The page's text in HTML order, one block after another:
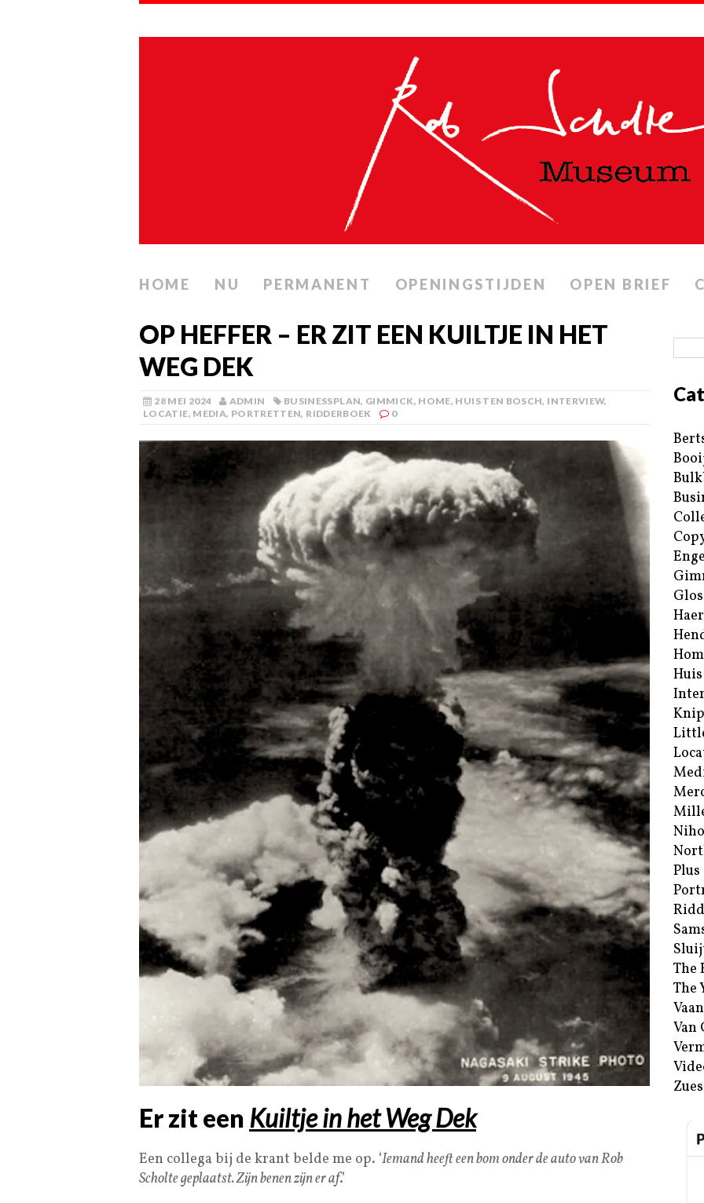
HOME NU PERMANENT OPENINGSTIJDEN OPEN BRIEF
OP HEFFER – ER ZIT EEN KUILTJE IN HET
WEG DEK
28 MEI 2024 ADMIN BUSINESSPLAN, GIMMICK, HOME, HUIS TEN BOSCH, INTERVIEW,
LOCATIE, MEDIA, PORTRETTEN, RIDDERBOEK 0
Er zit een Kuiltje in het Weg Dek
Een collega bij de krant belde me op. ‘Iemand heeft een bom onder de auto van Rob
Scholte geplaatst. Zijn benen zijn er af.’
Plus
The
The
Van